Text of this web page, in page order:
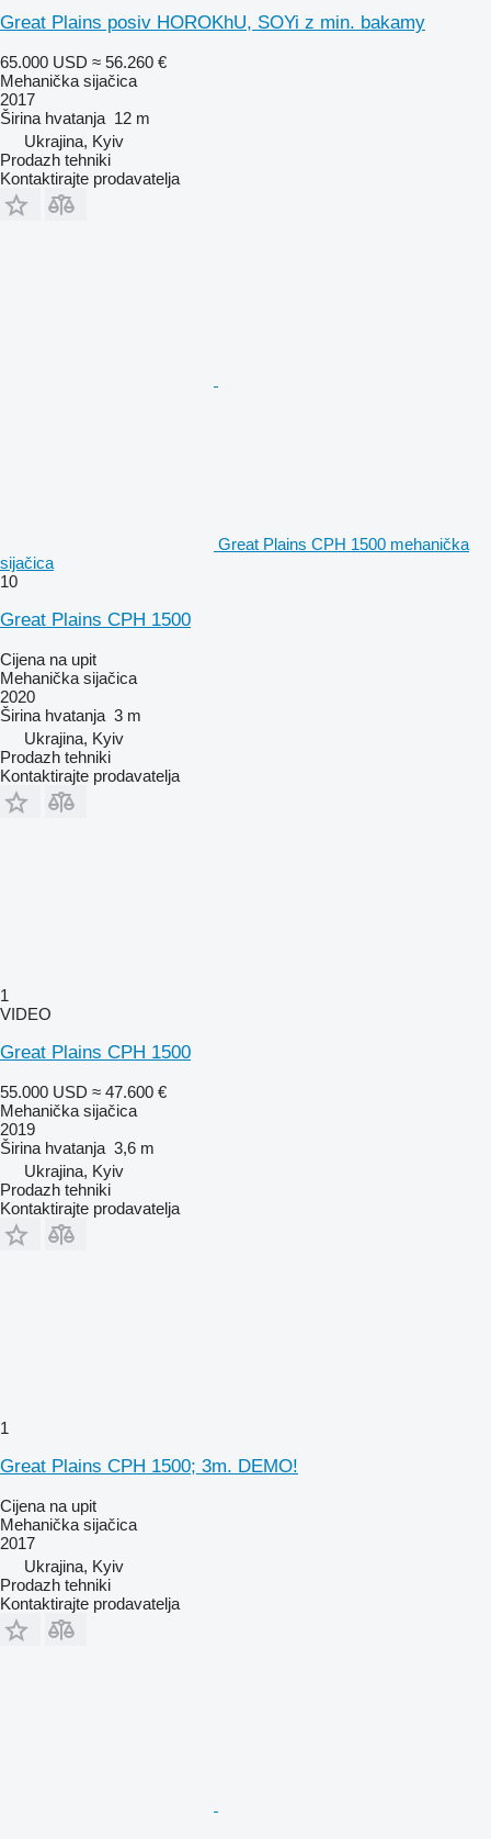
Great Plains posiv HOROKhU, SOYi z min. bakamy
65.000 USD ≈ 56.260 €
Mehanička sijačica
2017
Širina hvatanja 12 m
Ukrajina, Kyiv
Prodazh tehniki
Kontaktirajte prodavatelja
Great Plains CPH 1500 mehanička
sijačica
10
Great Plains CPH 1500
Cijena na upit
Mehanička sijačica
2020
Širina hvatanja 3 m
Ukrajina, Kyiv
Prodazh tehniki
Kontaktirajte prodavatelja
1
VIDEO
Great Plains CPH 1500
55.000 USD ≈ 47.600 €
Mehanička sijačica
2019
Širina hvatanja 3,6 m
Ukrajina, Kyiv
Prodazh tehniki
Kontaktirajte prodavatelja
1
Great Plains CPH 1500; 3m. DEMO!
Cijena na upit
Mehanička sijačica
2017
Ukrajina, Kyiv
Prodazh tehniki
Kontaktirajte prodavatelja